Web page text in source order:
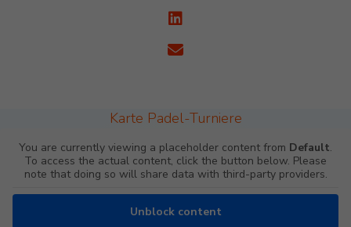
Karte Padel-Turniere
You are currently viewing a placeholder content from Default.
To access the actual content, click the button below. Please
note that doing so will share data with third-party providers.
Unblock content